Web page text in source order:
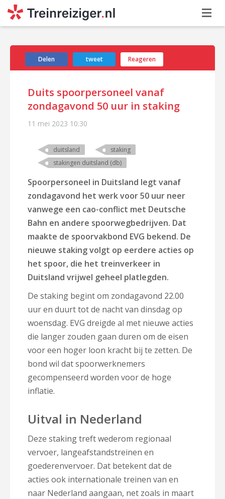
Delen tweet Reageren
Duits spoorpersoneel vanaf
zondagavond 50 uur in staking
11 mei 2023 10:30
duitsland
staking
stakingen duitsland (db)
Spoorpersoneel in Duitsland legt vanaf
zondagavond het werk voor 50 uur neer
vanwege een cao-conflict met Deutsche
Bahn en andere spoorwegbedrijven. Dat
maakte de spoorvakbond EVG bekend. De
nieuwe staking volgt op eerdere acties op
het spoor, die het treinverkeer in
Duitsland vrijwel geheel platlegden.
De staking begint om zondagavond 22.00
uur en duurt tot de nacht van dinsdag op
woensdag. EVG dreigde al met nieuwe acties
die langer zouden gaan duren om de eisen
voor een hoger loon kracht bij te zetten. De
bond wil dat spoorwerknemers
gecompenseerd worden voor de hoge
inflatie.
Uitval in Nederland
Deze staking treft wederom regionaal
vervoer, langeafstandstreinen en
goederenvervoer. Dat betekent dat de
acties ook internationale treinen van en
naar Nederland aangaan, net zoals in maart